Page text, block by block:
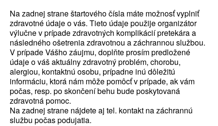
Na zadnej strane štartového čísla máte možnosť vyplniť
zdravotné údaje o vás. Tieto údaje použije organizátor
výlučne v prípade zdravotných komplikácií pretekára a
následného ošetrenia zdravotnou a záchrannou službou.
V prípade Vášho záujmu, doplňte prosím predložené
údaje o váš aktuálny zdravotný problém, chorobu,
alergiou, kontaktnú osobu, prípadne inú dôležitú
informáciu, ktorá nám môže pomôcť v prípade, ak vám
počas, resp. po skončení behu bude poskytovaná
zdravotná pomoc.
Na zadnej strane nájdete aj tel. kontakt na záchrannú
službu počas podujatia.